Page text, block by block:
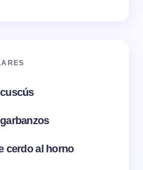
cerdo al horno